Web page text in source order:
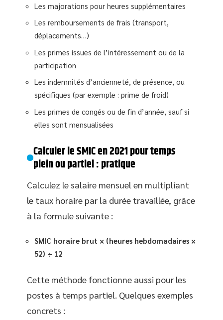
Les majorations pour heures supplémentaires
Les remboursements de frais (transport,
déplacements…)
Les primes issues de l’intéressement ou de la
participation
Les indemnités d’ancienneté, de présence, ou
spécifiques (par exemple : prime de froid)
Les primes de congés ou de fin d’année, sauf si
elles sont mensualisées
Calculer le SMIC en 2021 pour temps
plein ou partiel : pratique
Calculez le salaire mensuel en multipliant
le taux horaire par la durée travaillée, grâce
à la formule suivante :
SMIC horaire brut × (heures hebdomadaires ×
52) ÷ 12
Cette méthode fonctionne aussi pour les
postes à temps partiel. Quelques exemples
concrets :